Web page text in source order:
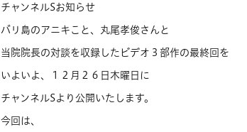
チャンネルSお知らせ
バリ島のアニキこと、丸尾孝俊さんと
当院院長の対談を収録したビデオ３部作の最終回を
いよいよ、１２月２６日木曜日に
チャンネルSより公開いたします。
今回は、